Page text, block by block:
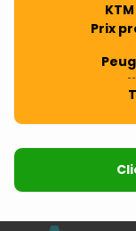
Prix